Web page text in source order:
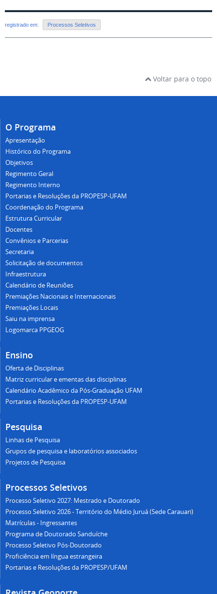
registrado em: Processos Seletivos
Voltar para o topo
O Programa
Apresentação
Histórico do Programa
Objetivos
Regimento Geral
Regimento Interno
Portarias e Resoluções da PROPESP-UFAM
Coordenação do Programa
Estrutura Curricular
Docentes
Convênios e Parcerias
Secretaria
Solicitação de documentos
Infraestrutura
Calendário de Reuniões
Premiações Nacionais e Internacionais
Premiações Locais
Saiu na imprensa
Logomarca PPGEOG
Ensino
Oferta de Disciplinas
Matriz curricular e ementas das disciplinas
Calendário Acadêmico da Pós-Graduação UFAM
Portarias e Resoluções da PROPESP-UFAM
Pesquisa
Linhas de Pesquisa
Grupos de pesquisa e laboratórios associados
Projetos de Pesquisa
Processos Seletivos
Processo Seletivo 2027: Mestrado e Doutorado
Processo Seletivo 2026 - Território do Médio Juruá (Sede Carauari)
Matrículas - Ingressantes
Programa de Doutorado Sanduíche
Processo Seletivo Pós-Doutorado
Proficiência em língua estrangeira
Portarias e Resoluções da PROPESP/UFAM